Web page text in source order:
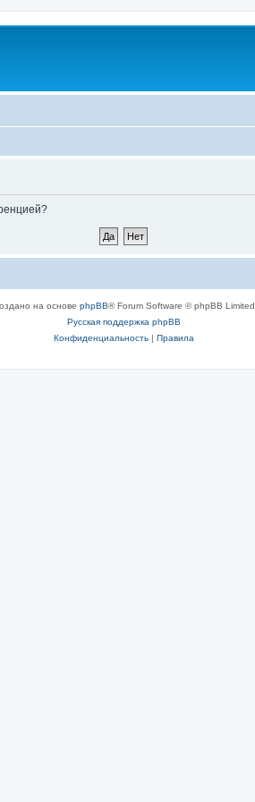
на основе phpBB® Forum Software © phpBB Limited
Русская поддержка phpBB
Конфиденциальность| Правила